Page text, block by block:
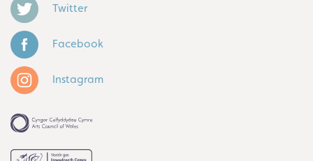
Twitter
Facebook
Instagram